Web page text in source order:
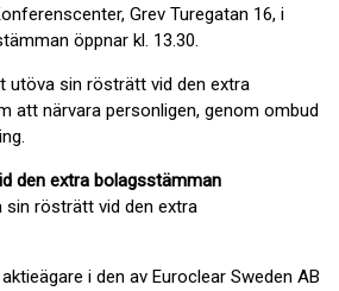
Grev Turegatan 16, i
öppnar kl. 13.30.
utöva sin rösträtt vid den extra
att närvara personligen, genom ombud
den extra bolagsstämman
sin rösträtt vid den extra
i den av Euroclear Sweden AB